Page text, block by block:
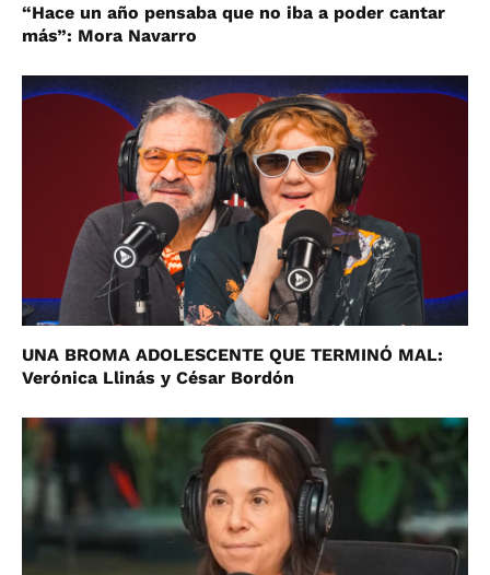
“Hace un año pensaba que no iba a poder cantar
más”: Mora Navarro
UNA BROMA ADOLESCENTE QUE TERMINÓ MAL:
Verónica Llinás y César Bordón